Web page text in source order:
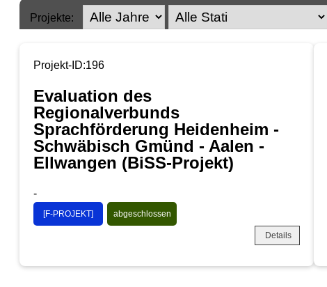
Projekte:
Projekt-ID:196
Evaluation des
Regionalverbunds
Sprachförderung Heidenheim -
Schwäbisch Gmünd - Aalen -
Ellwangen (BiSS-Projekt)
-
[F-PROJEKT] abgeschlossen
Details